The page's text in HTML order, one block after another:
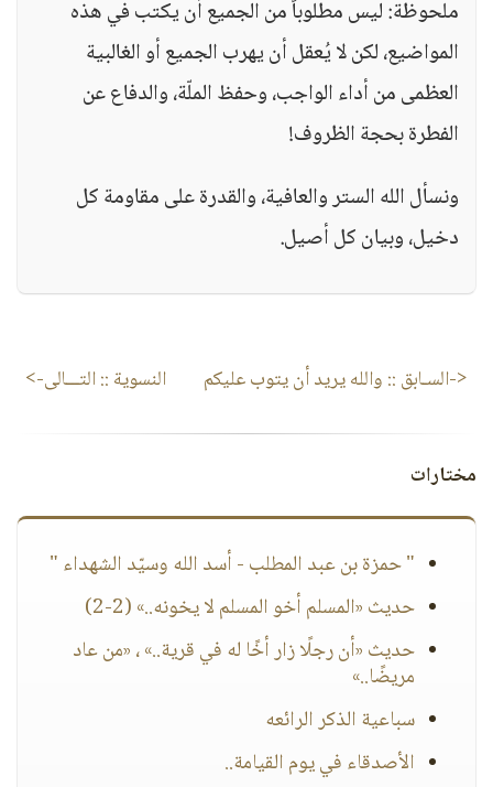
ملحوظة: ليس مطلوباً من الجميع أن يكتب في هذه
المواضيع، لكن لا يُعقل أن يهرب الجميع أو الغالبية
العظمى من أداء الواجب، وحفظ الملّة، والدفاع عن
الفطرة بحجة الظروف!
ونسأل الله الستر والعافية، والقدرة على مقاومة كل
دخيل، وبيان كل أصيل.
<-السـابق :: والله يريد أن يتوب عليكم النسوية :: التـــالى->
مختارات
" حمزة بن عبد المطلب - أسد الله وسيّد الشهداء "
حديث «المسلم أخو المسلم لا يخونه..» (2-2)
حديث «أن رجلًا زار أخًا له في قرية..» ، «من عاد
مريضًا..»
سباعية الذكر الرائعه
الأصدقاء في يوم القيامة..